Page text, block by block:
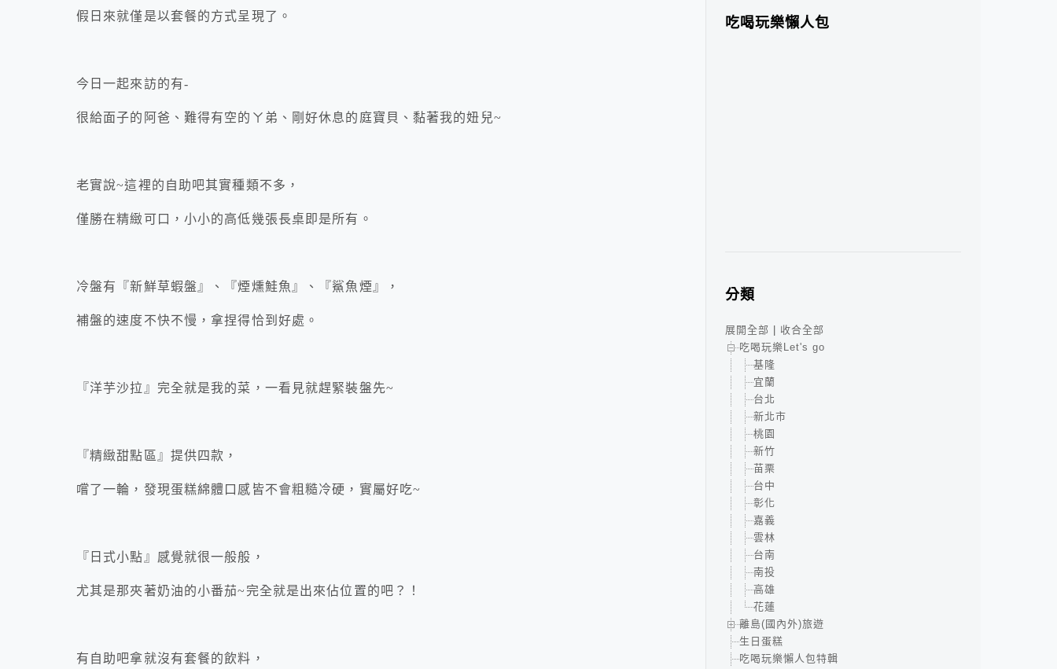
假日來就僅是以套餐的方式呈現了。
今日一起來訪的有-
很給面子的阿爸、難得有空的ㄚ弟、剛好休息的庭寶貝、黏著我的妞兒~
老實說~這裡的自助吧其實種類不多，
僅勝在精緻可口，小小的高低幾張長桌即是所有。
冷盤有『新鮮草蝦盤』、『煙燻鮭魚』、『鯊魚煙』，
補盤的速度不快不慢，拿捏得恰到好處。
『洋芋沙拉』完全就是我的菜，一看見就趕緊裝盤先~
『精緻甜點區』提供四款，
嚐了一輪，發現蛋糕綿體口感皆不會粗糙冷硬，實屬好吃~
『日式小點』感覺就很一般般，
尤其是那夾著奶油的小番茄~完全就是出來佔位置的吧？！
有自助吧拿就沒有套餐的飲料，
吃喝玩樂懶人包
分類
展開全部
收合全部
吃喝玩樂Let's go
基隆
宜蘭
台北
新北市
桃園
新竹
苗栗
台中
彰化
嘉義
雲林
台南
南投
高雄
花蓮
離島(國內外)旅遊
生日蛋糕
吃喝玩樂懶人包特輯